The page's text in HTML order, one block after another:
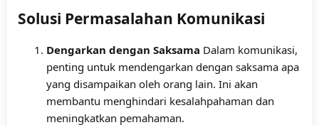
Solusi Permasalahan Komunikasi
Dengarkan dengan Saksama Dalam komunikasi,
penting untuk mendengarkan dengan saksama apa
yang disampaikan oleh orang lain. Ini akan
membantu menghindari kesalahpahaman dan
meningkatkan pemahaman.